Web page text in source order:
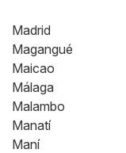
Madrid
Magangué
Maicao
Málaga
Malambo
Manatí
Maní